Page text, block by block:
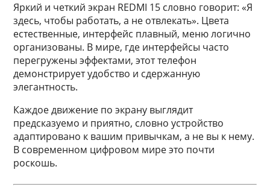
Яркий и четкий экран REDMI 15 словно говорит: «Я
здесь, чтобы работать, а не отвлекать». Цвета
естественные, интерфейс плавный, меню логично
организованы. В мире, где интерфейсы часто
перегружены эффектами, этот телефон
демонстрирует удобство и сдержанную
элегантность.
Каждое движение по экрану выглядит
предсказуемо и приятно, словно устройство
адаптировано к вашим привычкам, а не вы к нему.
В современном цифровом мире это почти
роскошь.